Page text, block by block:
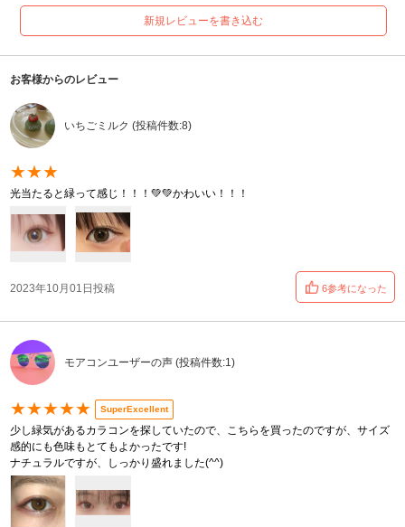
新規レビューを書き込む
お客様からのレビュー
いちごミルク (投稿件数:8)
★★★
光当たると緑って感じ！！！💚💚かわいい！！！
2023年10月01日投稿 6参考になった
モアコンユーザーの声 (投稿件数:1)
★★★★★ SuperExcellent
少し緑気があるカラコンを探していたので、こちらを買ったのですが、サイズ
感的にも色味もとてもよかったです!
ナチュラルですが、しっかり盛れました(^^)